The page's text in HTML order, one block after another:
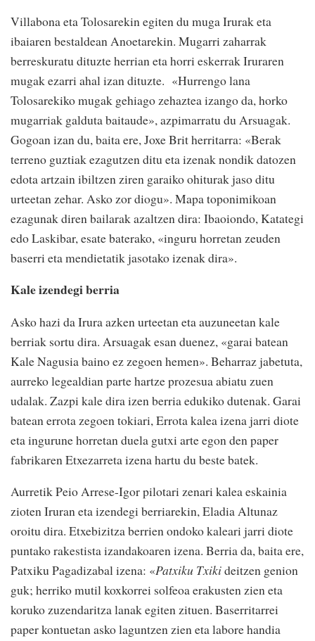
Villabona eta Tolosarekin egiten du muga Irurak eta
ibaiaren bestaldean Anoetarekin. Mugarri zaharrak
berreskuratu dituzte herrian eta horri eskerrak Iruraren
mugak ezarri ahal izan dituzte. «Hurrengo lana
Tolosarekiko mugak gehiago zehaztea izango da, horko
mugarriak galduta baitaude», azpimarratu du Arsuagak.
Gogoan izan du, baita ere, Joxe Brit herritarra: «Berak
terreno guztiak ezagutzen ditu eta izenak nondik datozen
edota artzain ibiltzen ziren garaiko ohiturak jaso ditu
urteetan zehar. Asko zor diogu». Mapa toponimikoan
ezagunak diren bailarak azaltzen dira: Ibaoiondo, Katategi
edo Laskibar, esate baterako, «inguru horretan zeuden
baserri eta mendietatik jasotako izenak dira».
Kale izendegi berria
Asko hazi da Irura azken urteetan eta auzuneetan kale
berriak sortu dira. Arsuagak esan duenez, «garai batean
Kale Nagusia baino ez zegoen hemen». Beharraz jabetuta,
aurreko legealdian parte hartze prozesua abiatu zuen
udalak. Zazpi kale dira izen berria edukiko dutenak. Garai
batean errota zegoen tokiari, Errota kalea izena jarri diote
eta ingurune horretan duela gutxi arte egon den paper
fabrikaren Etxezarreta izena hartu du beste batek.
Aurretik Peio Arrese-Igor pilotari zenari kalea eskainia
zioten Iruran eta izendegi berriarekin, Eladia Altunaz
oroitu dira. Etxebizitza berrien ondoko kaleari jarri diote
puntako rakestista izandakoaren izena. Berria da, baita ere,
Patxiku Pagadizabal izena: «Patxiku Txikideitzen genion
guk; herriko mutil koxkorrei solfeoa erakusten zien eta
koruko zuzendaritza lanak egiten zituen. Baserritarrei
paper kontuetan asko laguntzen zien eta labore handia